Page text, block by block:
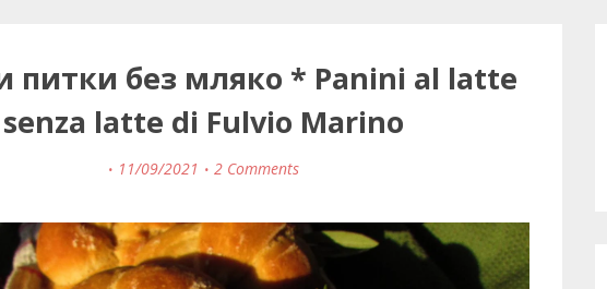
питки без мляко * Panini al latte
senza latte di Fulvio Marino
11/09/2021 2 Comments